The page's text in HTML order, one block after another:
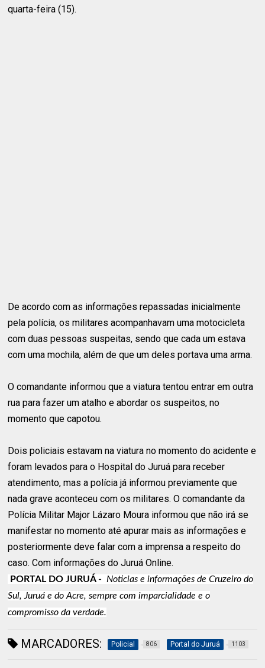
quarta-feira (15).
De acordo com as informações repassadas inicialmente
pela polícia, os militares acompanhavam uma motocicleta
com duas pessoas suspeitas, sendo que cada um estava
com uma mochila, além de que um deles portava uma arma.
O comandante informou que a viatura tentou entrar em outra
rua para fazer um atalho e abordar os suspeitos, no
momento que capotou.
Dois policiais estavam na viatura no momento do acidente e
foram levados para o Hospital do Juruá para receber
atendimento, mas a polícia já informou previamente que
nada grave aconteceu com os militares. O comandante da
Polícia Militar Major Lázaro Moura informou que não irá se
manifestar no momento até apurar mais as informações e
posteriormente deve falar com a imprensa a respeito do
caso. Com informações do Juruá Online.
PORTAL DO JURUÁ -
Noticias e informações de Cruzeiro do
Sul, Juruá e do Acre, sempre com imparcialidade e o
compromisso da verdade.
MARCADORES: Policial 806 Portal do Juruá 1103